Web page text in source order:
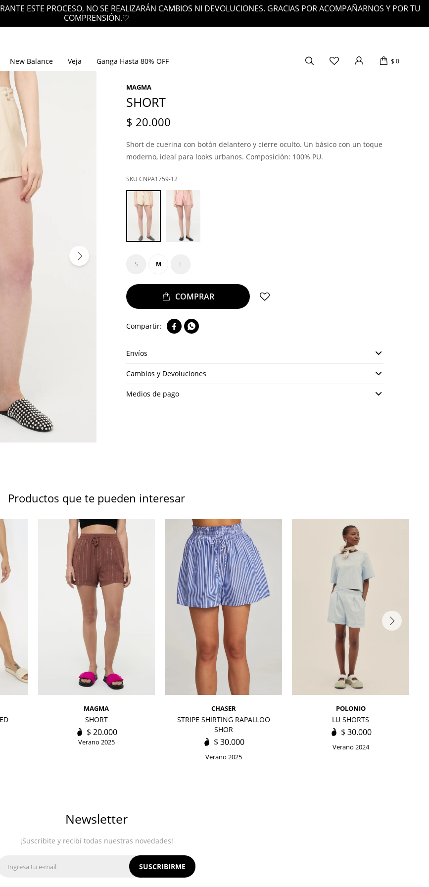
ESTE PROCESO, NO SE REALIZARÁN CAMBIOS NI DEVOLUCIONES. GRACIAS POR ACOMPAÑARNOS Y POR TU
COMPRENSIÓN.♡
New Balance Veja Ganga Hasta 80% OFF $ 0
MAGMA
SHORT
$ 20.000
Short de cuerina con botón delantero y cierre oculto. Un básico con un toque
moderno, ideal para looks urbanos. Composición: 100% PU.
CNPA1759-12
S M L
 
Envíos
Cambios y Devoluciones
Medios de pago
Productos que te pueden interesar
MAGMA
SHORT
$ 20.000
Verano 2025
CHASER
STRIPE SHIRTING RAPALLOO
SHOR
$ 30.000
Verano 2025
POLONIO
LU SHORTS
$ 30.000
Verano 2024
Newsletter
¡Suscribite y recibí todas nuestras novedades!
SUSCRIBIRME